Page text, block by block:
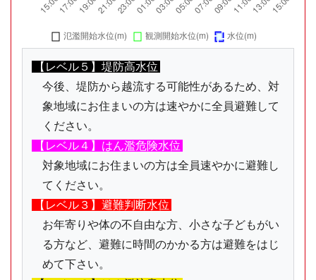
【レベル５】堤防高水位
今後、堤防から越流する可能性があるため、対
象地域にお住まいの方は速やかに全員避難して
ください。
【レベル４】はん濫危険水位
対象地域にお住まいの方は全員速やかに避難し
てください。
【レベル３】避難判断水位
お年寄りや体の不自由な方、小さな子どもがい
る方など、避難に時間のかかる方は避難をはじ
めて下さい。